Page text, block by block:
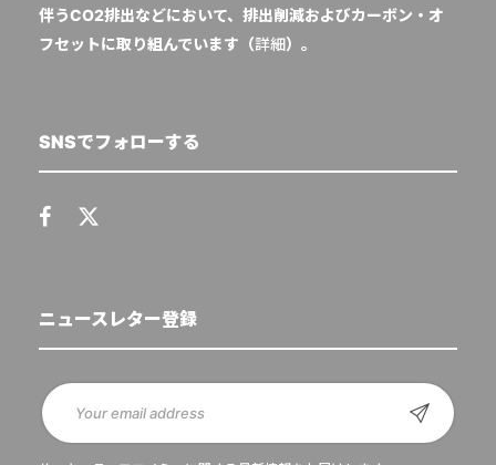
伴うCO2排出などにおいて、排出削減およびカーボン・オ
フセットに取り組んでいます（詳細）。
SNSでフォローする
ニュースレター登録